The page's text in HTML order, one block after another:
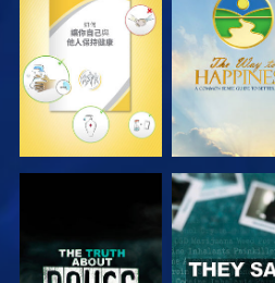
觀看 觀看
觀看 觀看